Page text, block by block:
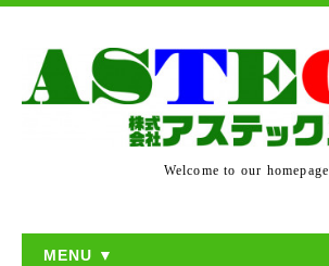
Welcome to our homepage
MENU ▼